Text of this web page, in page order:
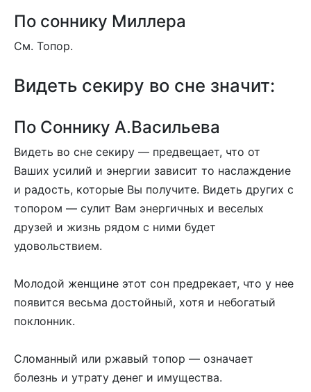
По соннику Миллера
См. Топор.
Видеть секиру во сне значит:
По Соннику А.Васильева
Видеть во сне секиру — предвещает, что от
Ваших усилий и энергии зависит то наслаждение
и радость, которые Вы получите. Видеть других с
топором — сулит Вам энергичных и веселых
друзей и жизнь рядом с ними будет
удовольствием.
Молодой женщине этот сон предрекает, что у нее
появится весьма достойный, хотя и небогатый
поклонник.
Сломанный или ржавый топор — означает
болезнь и утрату денег и имущества.